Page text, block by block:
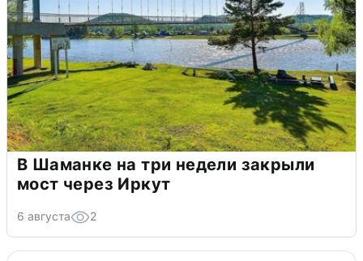
В Шаманке на три недели закрыли
мост через Иркут
6 августа 2